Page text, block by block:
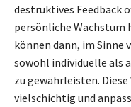
destruktives Feedback
persönliche Wachstum
können dann, im Sinne
sowohl individuelle als
zu gewährleisten.
vielschichtig und